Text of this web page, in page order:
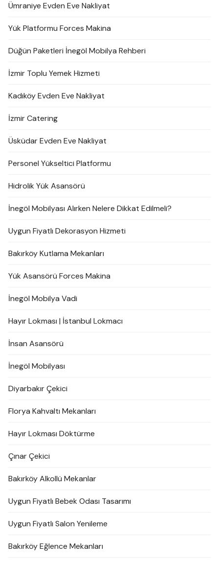
Ümraniye Evden Eve Nakliyat
Yük Platformu Forces Makina
Düğün Paketleri İnegöl Mobilya Rehberi
İzmir Toplu Yemek Hizmeti
Kadıköy Evden Eve Nakliyat
İzmir Catering
Üsküdar Evden Eve Nakliyat
Personel Yükseltici Platformu
Hidrolik Yük Asansörü
İnegöl Mobilyası Alırken Nelere Dikkat Edilmeli?
Uygun Fiyatlı Dekorasyon Hizmeti
Bakırköy Kutlama Mekanları
Yük Asansörü Forces Makina
İnegöl Mobilya Vadi
Hayır Lokması | İstanbul Lokmacı
İnsan Asansörü
İnegöl Mobilyası
Diyarbakır Çekici
Florya Kahvaltı Mekanları
Hayır Lokması Döktürme
Çınar Çekici
Bakırköy Alkollü Mekanlar
Uygun Fiyatlı Bebek Odası Tasarımı
Uygun Fiyatlı Salon Yenileme
Bakırköy Eğlence Mekanları